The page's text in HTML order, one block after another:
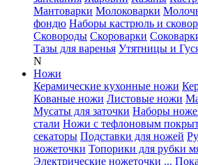
Мантоварки Молоковарки
фондю Наборы кастрюль и
Сковороды Скороварки
Тазы для варенья Утятницы и
N
Ножи
Керамические кухонные ножи
Кованые ножи Листовые ножи
Мусаты для заточки Наборы
стали Ножи с тефлоновым
секаторы Подставки для ножей
ножеточки Топорики для рубки
Электрические ножеточки ...